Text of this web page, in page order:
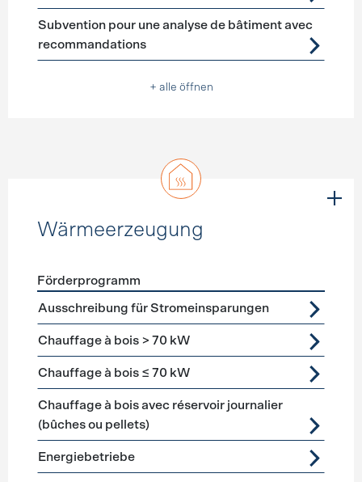
Subvention pour une analyse de bâtiment avec
recommandations
+ alle öffnen
Wärmeerzeugung
Förderprogramme Wärmeerzeugung
Förderprogramm
Ausschreibung für Stromeinsparungen
Chauffage à bois > 70 kW
Chauffage à bois ≤ 70 kW
Chauffage à bois avec réservoir journalier
(bûches ou pellets)
Energiebetriebe